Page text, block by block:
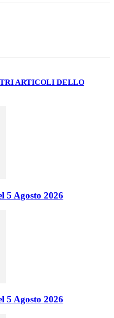
ARTICOLI DELLO
5 Agosto 2026
5 Agosto 2026